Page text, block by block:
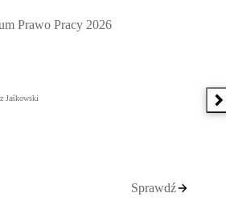
Pracy 2026, Kazimierz Jaśkowski -
Prawo Pracy 2026
Jaśkowski
Sprawdź